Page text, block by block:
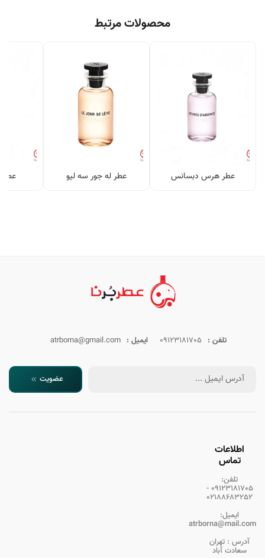
محصولات مرتبط
عطر هرس دبسانس عطر له جور سه لیو عطر
تلفن : 09123181705 ایمیل : atrborna@gmail.com
عضویت
اطلاعات
تماس
تلفن:
09123181705 -
02188683252
ایمیل:
atrborna@mail.com
آدرس : تهران
سعادت آباد